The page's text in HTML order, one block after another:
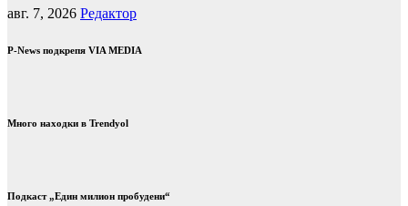
авг. 7, 2026 Редактор
P-News подкрепя VIA MEDIA
Много находки в Trendyol
Подкаст „Един милион пробудени“